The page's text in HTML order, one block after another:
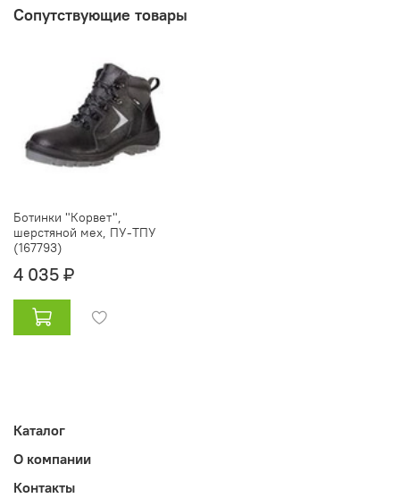
Сопутствующие товары
Ботинки "Корвет",
шерстяной мех, ПУ-ТПУ
(167793)
4 035 ₽
Каталог
О компании
Контакты